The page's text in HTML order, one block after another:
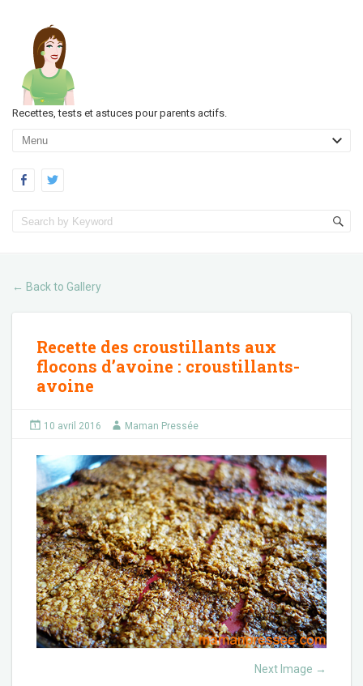
Recettes, tests et astuces pour parents actifs.
← Back to Gallery
Recette des croustillants aux
flocons d’avoine : croustillants-
avoine
10 avril 2016 Maman Pressée
Next Image →